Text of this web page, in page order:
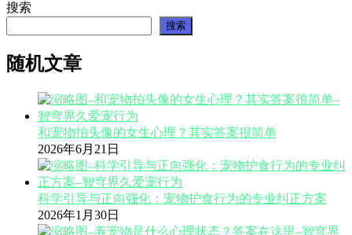
搜索
搜索
随机文章
和宠物拍头像的女生心理？其实答案很简单
2026年6月21日
科学引导与正向强化：宠物护食行为的专业纠正方案
2026年1月30日